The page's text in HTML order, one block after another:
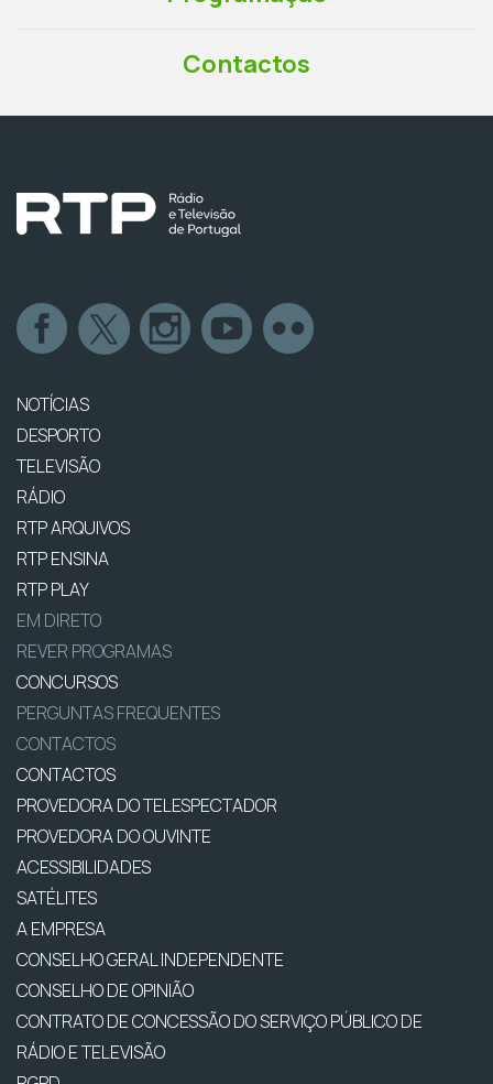
Contactos
NOTÍCIAS
DESPORTO
TELEVISÃO
RÁDIO
RTP ARQUIVOS
RTP ENSINA
RTP PLAY
EM DIRETO
REVER PROGRAMAS
CONCURSOS
PERGUNTAS FREQUENTES
CONTACTOS
CONTACTOS
PROVEDORA DO TELESPECTADOR
PROVEDORA DO OUVINTE
ACESSIBILIDADES
SATÉLITES
A EMPRESA
CONSELHO GERAL INDEPENDENTE
CONSELHO DE OPINIÃO
CONTRATO DE CONCESSÃO DO SERVIÇO PÚBLICO DE
RÁDIO E TELEVISÃO